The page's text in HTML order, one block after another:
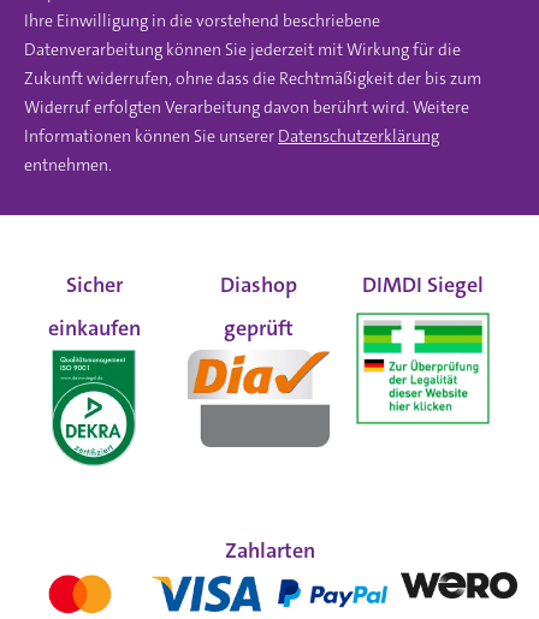
Ihre Einwilligung in die vorstehend beschriebene
Datenverarbeitung können Sie jederzeit mit Wirkung für die
Zukunft widerrufen, ohne dass die Rechtmäßigkeit der bis zum
Widerruf erfolgten Verarbeitung davon berührt wird. Weitere
Informationen können Sie unserer Datenschutzerklärung
entnehmen.
Sicher
einkaufen
Diashop
geprüft
DIMDI Siegel
Zahlarten